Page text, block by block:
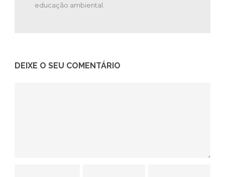
educação ambiental.
DEIXE O SEU COMENTÁRIO